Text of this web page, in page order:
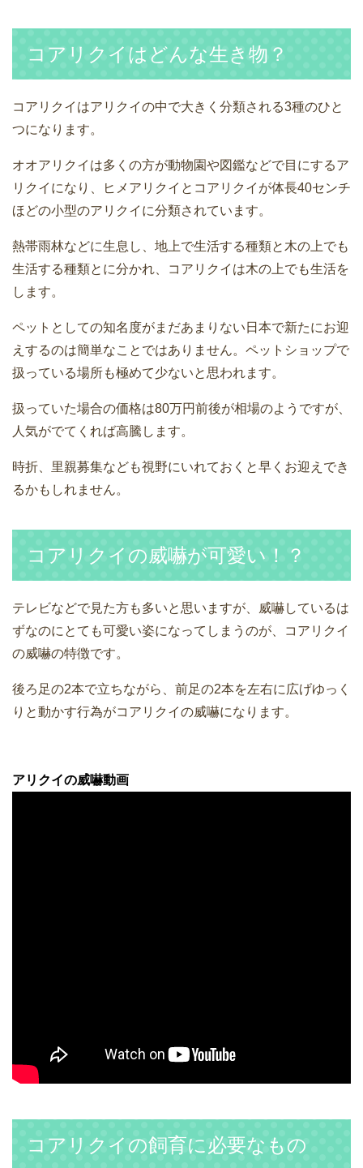
コアリクイはどんな生き物？
コアリクイはアリクイの中で大きく分類される3種のひと
つになります。
オオアリクイは多くの方が動物園や図鑑などで目にするア
リクイになり、ヒメアリクイとコアリクイが体長40センチ
ほどの小型のアリクイに分類されています。
熱帯雨林などに生息し、地上で生活する種類と木の上でも
生活する種類とに分かれ、コアリクイは木の上でも生活を
します。
ペットとしての知名度がまだあまりない日本で新たにお迎
えするのは簡単なことではありません。ペットショップで
扱っている場所も極めて少ないと思われます。
扱っていた場合の価格は80万円前後が相場のようですが、
人気がでてくれば高騰します。
時折、里親募集なども視野にいれておくと早くお迎えでき
るかもしれません。
コアリクイの威嚇が可愛い！？
テレビなどで見た方も多いと思いますが、威嚇しているは
ずなのにとても可愛い姿になってしまうのが、コアリクイ
の威嚇の特徴です。
後ろ足の2本で立ちながら、前足の2本を左右に広げゆっく
りと動かす行為がコアリクイの威嚇になります。
アリクイの威嚇動画
コアリクイの飼育に必要なもの